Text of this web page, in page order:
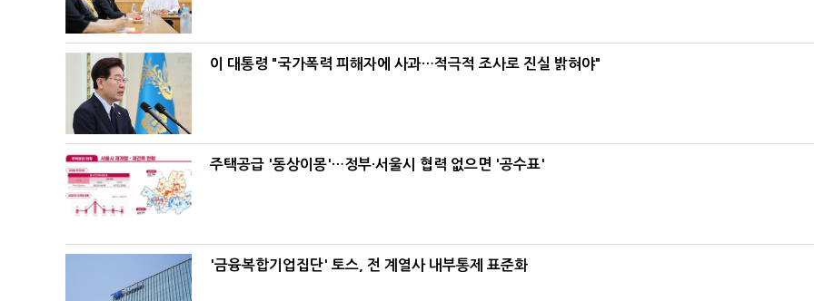
이 대통령 "국가폭력 피해자에 사과…적극적 조사로 진실 밝혀야"
주택공급 '동상이몽'…정부·서울시 협력 없으면 '공수표'
'금융복합기업집단' 토스, 전 계열사 내부통제 표준화